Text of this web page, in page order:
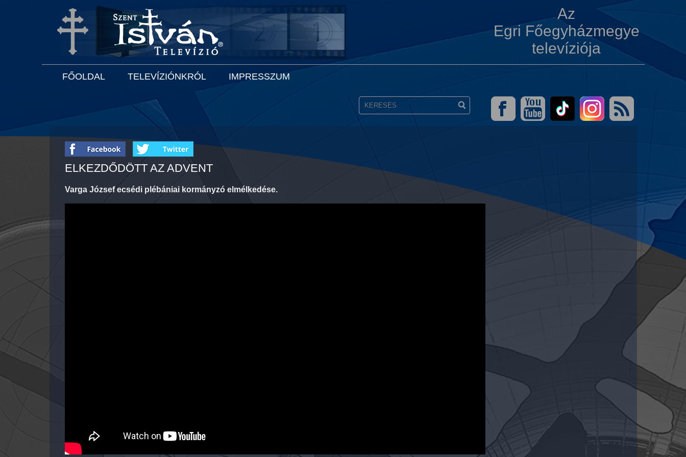
Az
Egri Főegyházmegye
televíziója
FŐOLDAL TELEVÍZIÓNKRÓL IMPRESSZUM
ELKEZDŐDÖTT AZ ADVENT
Varga József ecsédi plébániai kormányzó elmélkedése.